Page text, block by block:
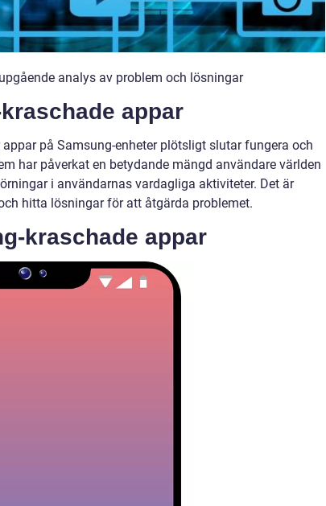
analys av problem och lösningar
appar
på Samsung-enheter plötsligt slutar fungera och
har påverkat en betydande mängd användare världen
i användarnas vardagliga aktiviteter. Det är
hitta lösningar för att åtgärda problemet.
kraschade appar